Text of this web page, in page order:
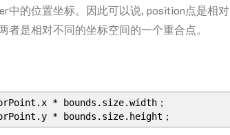
中的位置坐标。因此可以说, position点是相对
是相对不同的坐标空间的一个重合点。
* bounds.size.width；
* bounds.size.height；